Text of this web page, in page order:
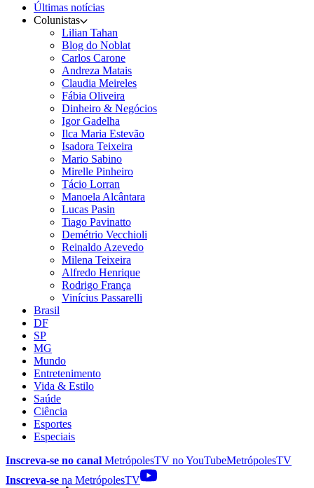
Últimas notícias
Colunistas
Lilian Tahan
Blog do Noblat
Carlos Carone
Andreza Matais
Claudia Meireles
Fábia Oliveira
Dinheiro & Negócios
Igor Gadelha
Ilca Maria Estevão
Isadora Teixeira
Mario Sabino
Mirelle Pinheiro
Tácio Lorran
Manoela Alcântara
Lucas Pasin
Tiago Pavinatto
Demétrio Vecchioli
Reinaldo Azevedo
Milena Teixeira
Alfredo Henrique
Rodrigo França
Vinícius Passarelli
Brasil
DF
SP
MG
Mundo
Entretenimento
Vida & Estilo
Saúde
Ciência
Esportes
Especiais
Inscreva-se no canal MetrópolesTV noYouTubeMetrópolesTV
Inscreva-se na MetrópolesTV